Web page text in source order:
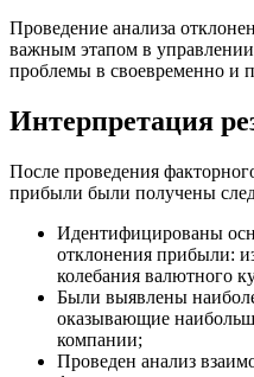
Проведение анализа
важным этапом в
проблемы в своевременно и
Интерпретация
После проведения
прибыли были получены
Идентифицированы
отклонения прибыли:
колебания валютного
Были выявлены
оказывающие
компании;
Проведен анализ